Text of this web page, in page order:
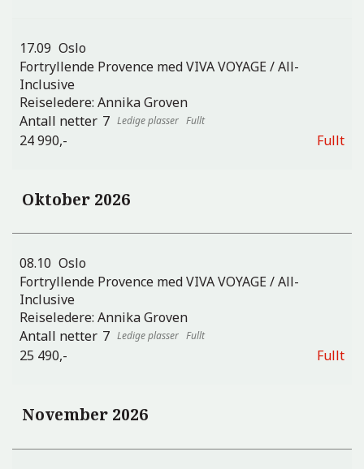
17.09 Oslo
Fortryllende Provence med VIVA VOYAGE / All-
Inclusive
Reiseledere: Annika Groven
7
Fullt
24 990,- Fullt
Oktober 2026
08.10 Oslo
Fortryllende Provence med VIVA VOYAGE / All-
Inclusive
Reiseledere: Annika Groven
7
Fullt
25 490,- Fullt
November 2026